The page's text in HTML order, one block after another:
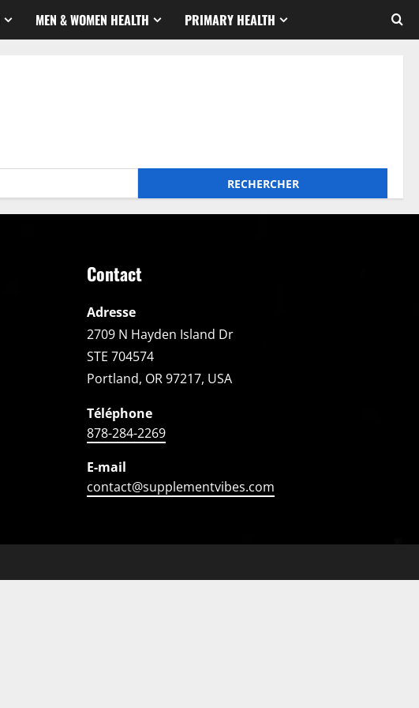
MEN & WOMEN HEALTH PRIMARY HEALTH
Contact
Adresse
2709 N Hayden Island Dr
STE 704574
Portland, OR 97217, USA
Téléphone
878-284-2269
E-mail
contact@supplementvibes.com